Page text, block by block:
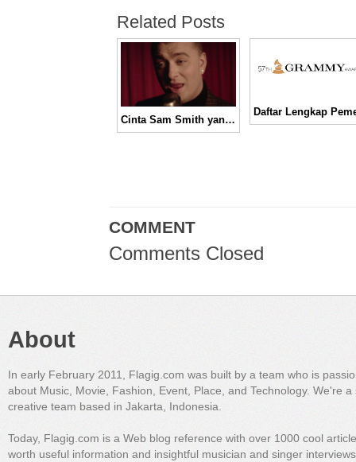
Related Posts
Cinta Sam Smith yang Tak Terbalas dalam Single “I’m Not The Only One ” │ Music Video
COMMENT
Comments Closed
About
In early February 2011, Flagig.com was built by a team who is
about Music, Movie, Fashion, Event, Place, and Technology. We're a
creative team based in Jakarta, Indonesia.
Today, Flagig.com is a Web blog reference with over 1000 cool
worth useful information and insightful musician and singer